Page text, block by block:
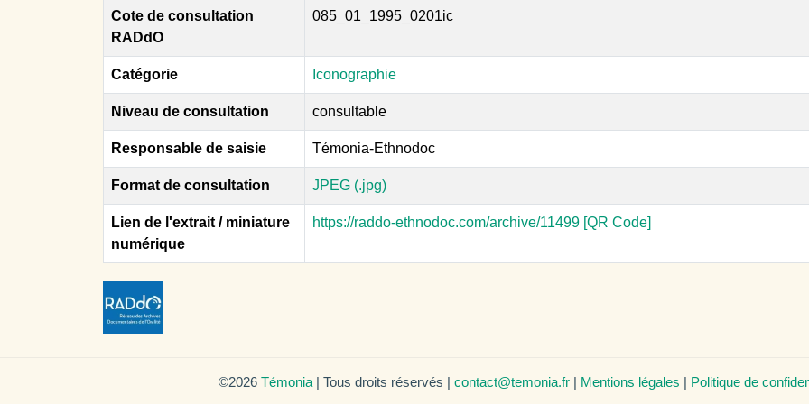
Cote de consultation
RADdO
085_01_1995_0201ic
Catégorie Iconographie
Niveau de consultation consultable
Responsable de saisie Témonia-Ethnodoc
Format de consultation JPEG (.jpg)
Lien de l'extrait / miniature
numérique
https://raddo-ethnodoc.com/archive/11499 [QR Code]
©2026 Témonia | Tous droits réservés | contact@temonia.fr | Mentions légales | Politique de